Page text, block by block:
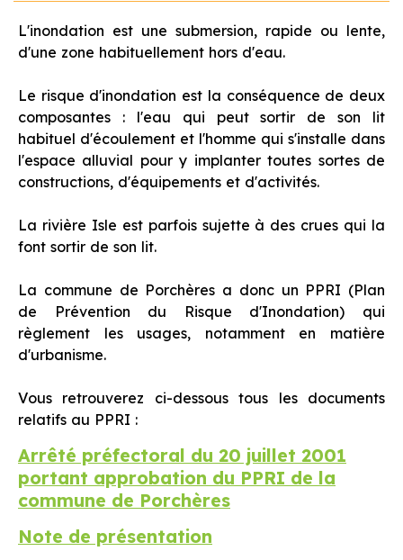
L'inondation est une submersion, rapide ou lente,
d'une zone habituellement hors d'eau.
Le risque d'inondation est la conséquence de deux
composantes : l'eau qui peut sortir de son lit
habituel d'écoulement et l'homme qui s'installe dans
l'espace alluvial pour y implanter toutes sortes de
constructions, d'équipements et d'activités.
La rivière Isle est parfois sujette à des crues qui la
font sortir de son lit.
La commune de Porchères a donc un PPRI (Plan
de Prévention du Risque d'Inondation) qui
règlement les usages, notamment en matière
d'urbanisme.
Vous retrouverez ci-dessous tous les documents
relatifs au PPRI :
Arrêté préfectoral du 20 juillet 2001
portant approbation du PPRI de la
commune de Porchères
Note de présentation